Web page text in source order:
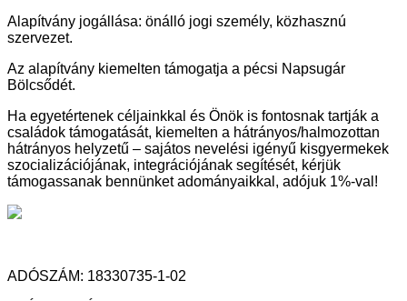
Alapítvány jogállása: önálló jogi személy, közhasznú
szervezet.
Az alapítvány kiemelten támogatja a pécsi Napsugár
Bölcsődét.
Ha egyetértenek céljainkkal és Önök is fontosnak tartják a
családok támogatását, kiemelten a hátrányos/halmozottan
hátrányos helyzetű – sajátos nevelési igényű kisgyermekek
szocializációjának, integrációjának segítését, kérjük
támogassanak bennünket adományaikkal, adójuk 1%-val!
ADÓSZÁM: 18330735-1-02